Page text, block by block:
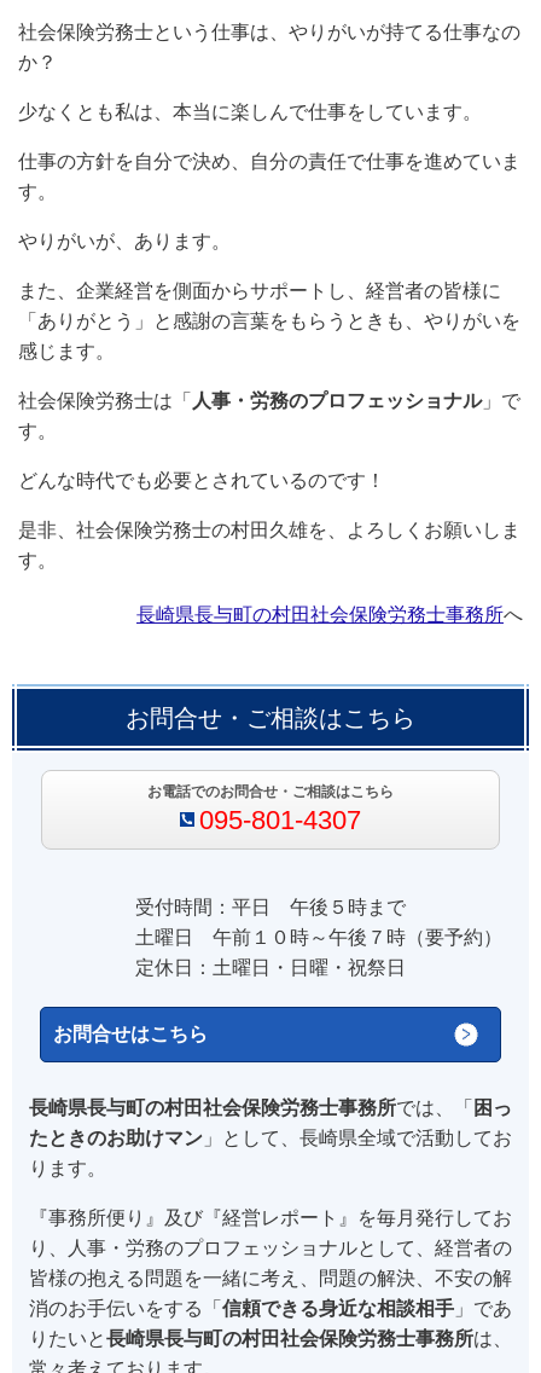
社会保険労務士という仕事は、やりがいが持てる仕事なの
か？
少なくとも私は、本当に楽しんで仕事をしています。
仕事の方針を自分で決め、自分の責任で仕事を進めていま
す。
やりがいが、あります。
また、企業経営を側面からサポートし、経営者の皆様に
「ありがとう」と感謝の言葉をもらうときも、やりがいを
感じます。
社会保険労務士は「 人事・労務のプロフェッショナル」で
す。
どんな時代でも必要とされているのです！
是非、社会保険労務士の村田久雄を、よろしくお願いしま
す。
長崎県長与町の村田社会保険労務士事務所へ
お問合せ・ご相談はこちら
お電話でのお問合せ・ご相談はこちら
095-801-4307
受付時間：平日 午後５時まで
土曜日 午前１０時～午後７時（要予約）
定休日：土曜日・日曜・祝祭日
お問合せはこちら
長崎県長与町の村田社会保険労務士事務所では、「 困っ
たときのお助けマン 」として、長崎県全域で活動してお
ります。
『事務所便り』及び『経営レポート』を毎月発行してお
り、人事・労務のプロフェッショナルとして、経営者の
皆様の抱える問題を一緒に考え、問題の解決、不安の解
消のお手伝いをする「 信頼できる身近な相談相手 」であ
りたいと長崎県長与町の村田社会保険労務士事務所は、
常々考えております。